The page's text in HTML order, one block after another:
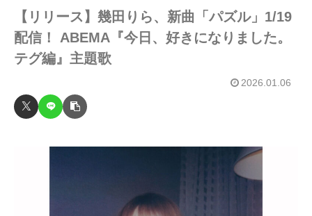
【リリース】幾田りら、新曲「パズル」1/19
配信！ ABEMA『今日、好きになりました。
テグ編』主題歌
2026.01.06